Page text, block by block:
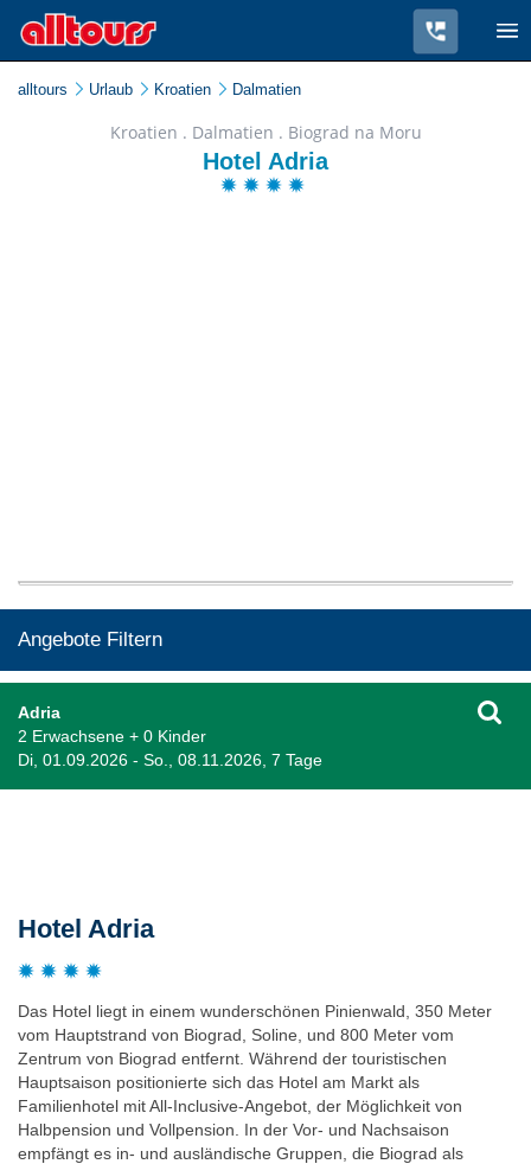
alltours Urlaub Kroatien Dalmatien
Kroatien . Dalmatien . Biograd na Moru
Hotel Adria
Angebote Filtern
Adria
2 Erwachsene + 0 Kinder
Di, 01.09.2026 - So., 08.11.2026, 7 Tage
Hotel Adria
Das Hotel liegt in einem wunderschönen Pinienwald, 350 Meter
vom Hauptstrand von Biograd, Soline, und 800 Meter vom
Zentrum von Biograd entfernt. Während der touristischen
Hauptsaison positionierte sich das Hotel am Markt als
Familienhotel mit All-Inclusive-Angebot, der Möglichkeit von
Halbpension und Vollpension. In der Vor- und Nachsaison
empfängt es in- und ausländische Gruppen, die Biograd als